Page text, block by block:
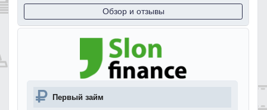
Обзор и отзывы
Первый займ